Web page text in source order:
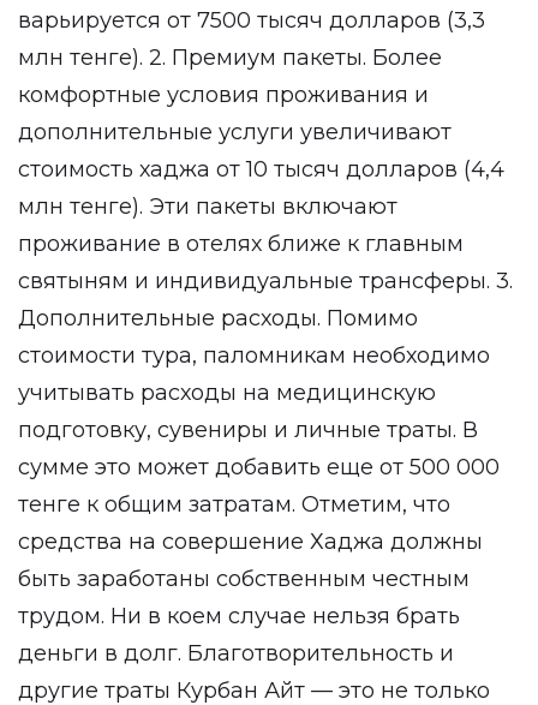
варьируется от 7500 тысяч долларов (3,3
млн тенге). 2. Премиум пакеты. Более
комфортные условия проживания и
дополнительные услуги увеличивают
стоимость хаджа от 10 тысяч долларов (4,4
млн тенге). Эти пакеты включают
проживание в отелях ближе к главным
святыням и индивидуальные трансферы. 3.
Дополнительные расходы. Помимо
стоимости тура, паломникам необходимо
учитывать расходы на медицинскую
подготовку, сувениры и личные траты. В
сумме это может добавить еще от 500 000
тенге к общим затратам. Отметим, что
средства на совершение Хаджа должны
быть заработаны собственным честным
трудом. Ни в коем случае нельзя брать
деньги в долг. Благотворительность и
другие траты Курбан Айт — это не только